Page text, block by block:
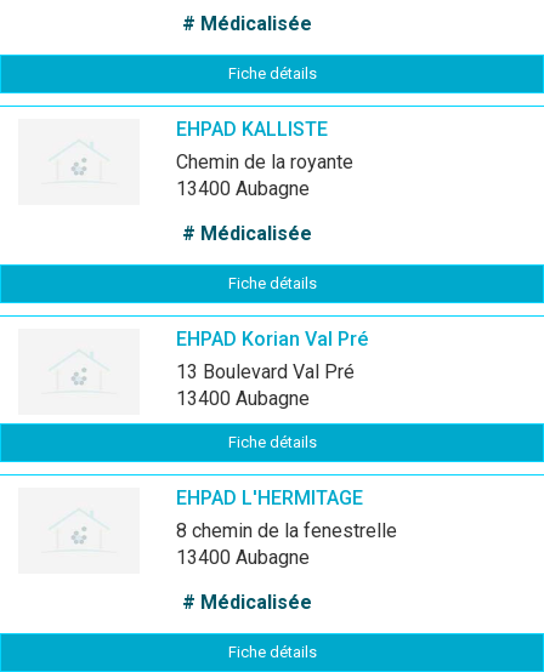
# Médicalisée
Fiche détails
EHPAD KALLISTE
chemin de la royante
13400 Aubagne
# Médicalisée
Fiche détails
EHPAD Korian Val Pré
13 Boulevard Val Pré
13400 Aubagne
Fiche détails
EHPAD L'HERMITAGE
8 chemin de la fenestrelle
13400 Aubagne
# Médicalisée
Fiche détails